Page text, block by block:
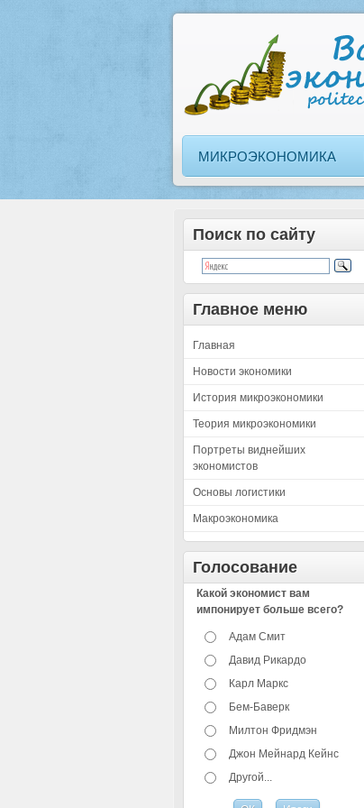
МИКРОЭКОНОМИКА
Поиск по сайту
Главное меню
Главная
Новости экономики
История микроэкономики
Теория микроэкономики
Портреты виднейших
экономистов
Основы логистики
Макроэкономика
Голосование
Какой экономист вам
импонирует больше всего?
Адам Смит
Давид Рикардо
Карл Маркс
Бем-Баверк
Милтон Фридмэн
Джон Мейнард Кейнс
Другой...